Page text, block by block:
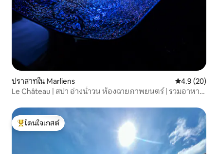
ปราสาทใน Marliens คะแนนเฉลี่ย
4.9 (20)
Le Château | สปา อ่างน้ำวน ห้องฉายภาพยนตร์ | รวมอาหาร
โดนใจเกสต์ที่สุด
โดนใจเกสต์